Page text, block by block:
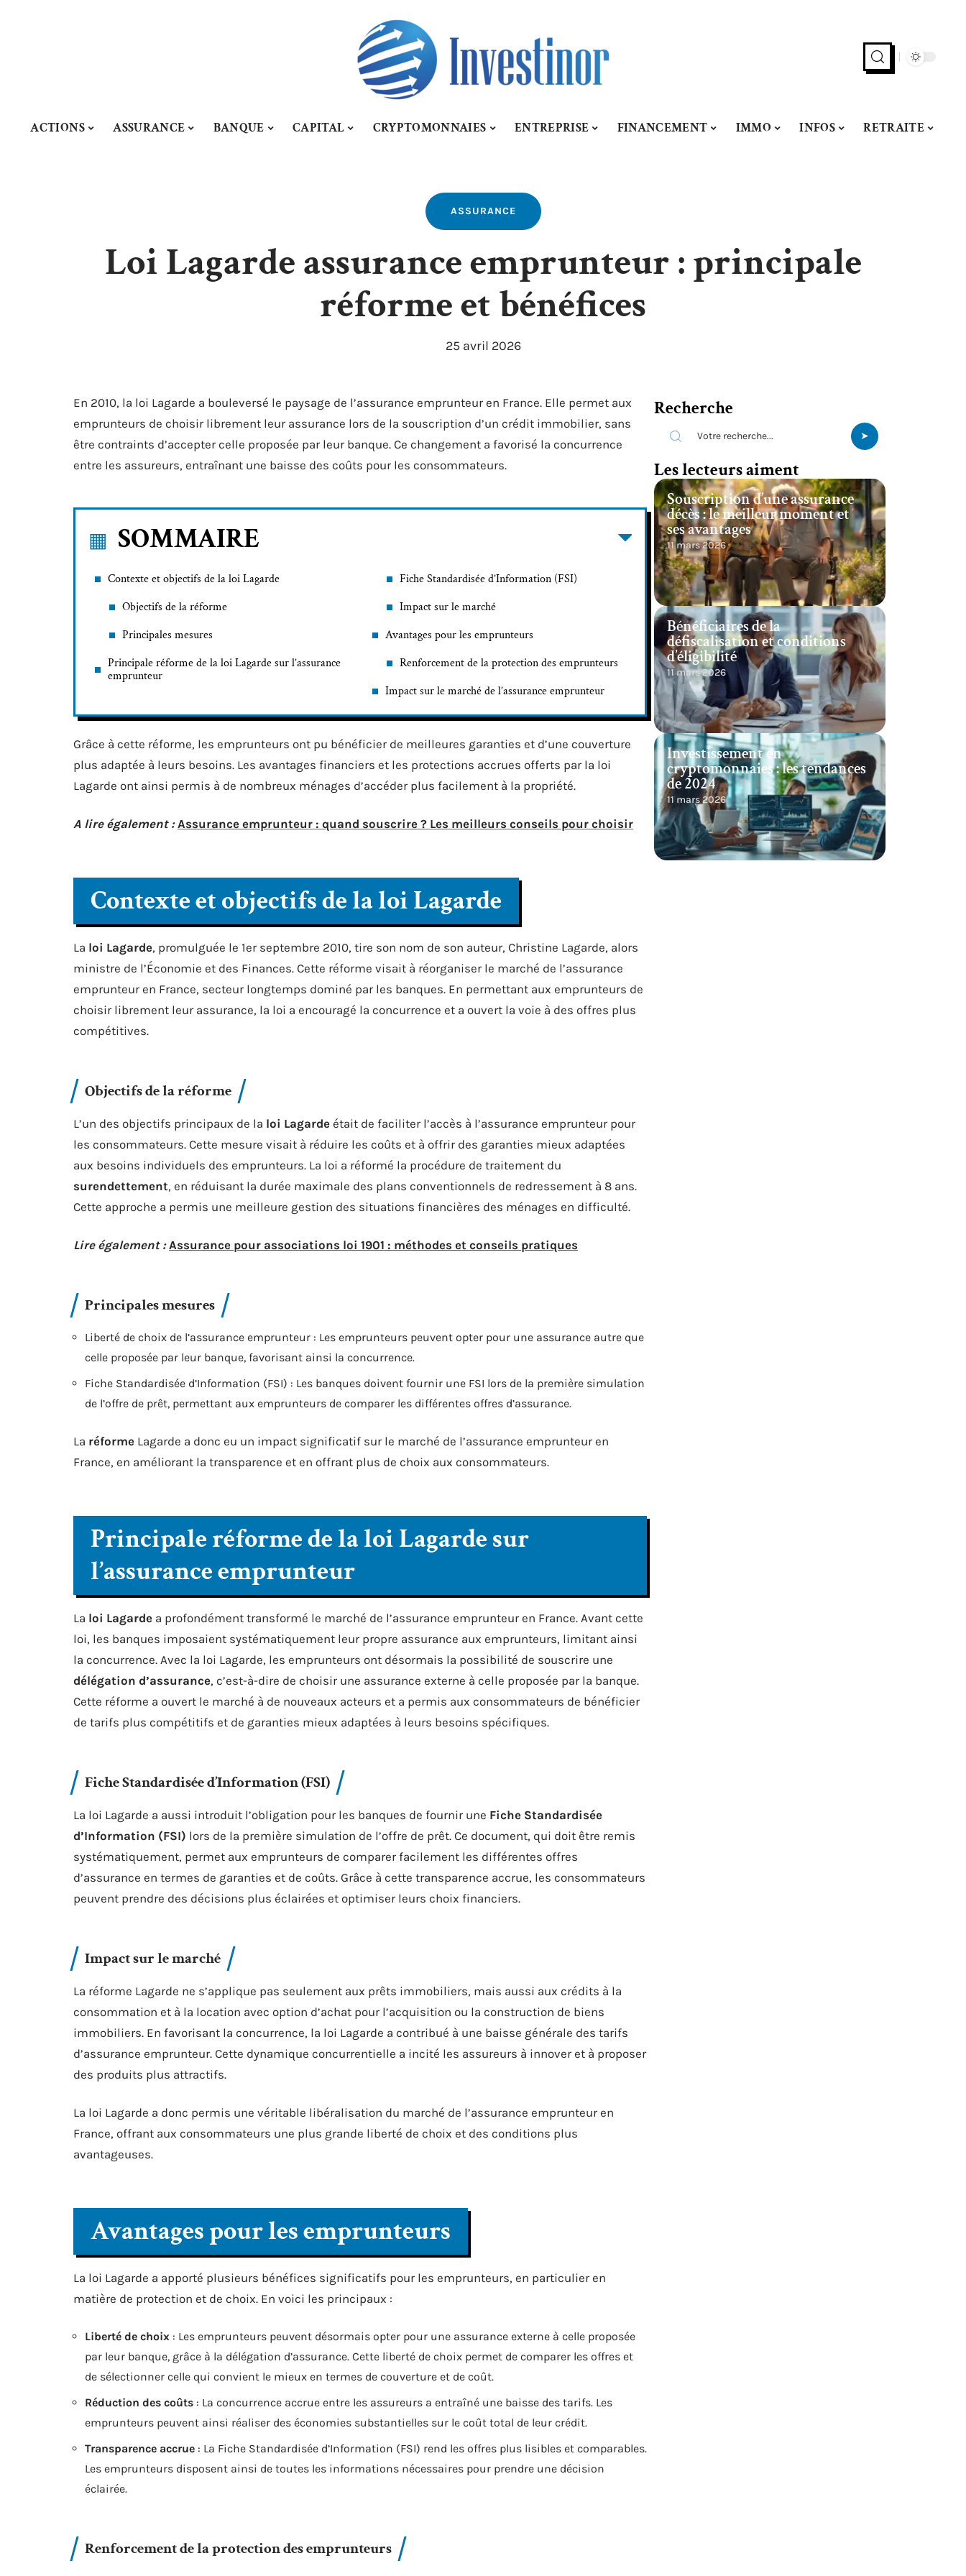
ACTIONS ASSURANCE BANQUE CAPITAL CRYPTOMONNAIES ENTREPRISE FINANCEMENT IMMO INFOS RETRAITE
ASSURANCE
Loi Lagarde assurance emprunteur : principale
réforme et bénéfices
25 avril 2026
En 2010, la loi Lagarde a bouleversé le paysage de l’assurance emprunteur en France. Elle permet aux
emprunteurs de choisir librement leur assurance lors de la souscription d’un crédit immobilier, sans
être contraints d’accepter celle proposée par leur banque. Ce changement a favorisé la concurrence
entre les assureurs, entraînant une baisse des coûts pour les consommateurs.
SOMMAIRE
Contexte et objectifs de la loi Lagarde
Objectifs de la réforme
Principales mesures
Principale réforme de la loi Lagarde sur l’assurance
emprunteur
Fiche Standardisée d’Information (FSI)
Impact sur le marché
Avantages pour les emprunteurs
Renforcement de la protection des emprunteurs
Impact sur le marché de l’assurance emprunteur
Grâce à cette réforme, les emprunteurs ont pu bénéficier de meilleures garanties et d’une couverture
plus adaptée à leurs besoins. Les avantages financiers et les protections accrues offerts par la loi
Lagarde ont ainsi permis à de nombreux ménages d’accéder plus facilement à la propriété.
A lire également : Assurance emprunteur : quand souscrire ? Les meilleurs conseils pour choisir
Contexte et objectifs de la loi Lagarde
La loi Lagarde, promulguée le 1er septembre 2010, tire son nom de son auteur, Christine Lagarde, alors
ministre de l’Économie et des Finances. Cette réforme visait à réorganiser le marché de l’assurance
emprunteur en France, secteur longtemps dominé par les banques. En permettant aux emprunteurs de
choisir librement leur assurance, la loi a encouragé la concurrence et a ouvert la voie à des offres plus
compétitives.
Objectifs de la réforme
L’un des objectifs principaux de la loi Lagarde était de faciliter l’accès à l’assurance emprunteur pour
les consommateurs. Cette mesure visait à réduire les coûts et à offrir des garanties mieux adaptées
aux besoins individuels des emprunteurs. La loi a réformé la procédure de traitement du
surendettement, en réduisant la durée maximale des plans conventionnels de redressement à 8 ans.
Cette approche a permis une meilleure gestion des situations financières des ménages en difficulté.
Lire également : Assurance pour associations loi 1901 : méthodes et conseils pratiques
Principales mesures
Liberté de choix de l’assurance emprunteur : Les emprunteurs peuvent opter pour une assurance autre que
celle proposée par leur banque, favorisant ainsi la concurrence.
Fiche Standardisée d’Information (FSI) : Les banques doivent fournir une FSI lors de la première simulation
de l’offre de prêt, permettant aux emprunteurs de comparer les différentes offres d’assurance.
La réforme Lagarde a donc eu un impact significatif sur le marché de l’assurance emprunteur en
France, en améliorant la transparence et en offrant plus de choix aux consommateurs.
Principale réforme de la loi Lagarde sur
l’assurance emprunteur
La loi Lagarde a profondément transformé le marché de l’assurance emprunteur en France. Avant cette
loi, les banques imposaient systématiquement leur propre assurance aux emprunteurs, limitant ainsi
la concurrence. Avec la loi Lagarde, les emprunteurs ont désormais la possibilité de souscrire une
délégation d’assurance, c’est-à-dire de choisir une assurance externe à celle proposée par la banque.
Cette réforme a ouvert le marché à de nouveaux acteurs et a permis aux consommateurs de bénéficier
de tarifs plus compétitifs et de garanties mieux adaptées à leurs besoins spécifiques.
Fiche Standardisée d’Information (FSI)
La loi Lagarde a aussi introduit l’obligation pour les banques de fournir une Fiche Standardisée
d’Information (FSI) lors de la première simulation de l’offre de prêt. Ce document, qui doit être remis
systématiquement, permet aux emprunteurs de comparer facilement les différentes offres
d’assurance en termes de garanties et de coûts. Grâce à cette transparence accrue, les consommateurs
peuvent prendre des décisions plus éclairées et optimiser leurs choix financiers.
Impact sur le marché
La réforme Lagarde ne s’applique pas seulement aux prêts immobiliers, mais aussi aux crédits à la
consommation et à la location avec option d’achat pour l’acquisition ou la construction de biens
immobiliers. En favorisant la concurrence, la loi Lagarde a contribué à une baisse générale des tarifs
d’assurance emprunteur. Cette dynamique concurrentielle a incité les assureurs à innover et à proposer
des produits plus attractifs.
La loi Lagarde a donc permis une véritable libéralisation du marché de l’assurance emprunteur en
France, offrant aux consommateurs une plus grande liberté de choix et des conditions plus
avantageuses.
Avantages pour les emprunteurs
La loi Lagarde a apporté plusieurs bénéfices significatifs pour les emprunteurs, en particulier en
matière de protection et de choix. En voici les principaux :
Liberté de choix : Les emprunteurs peuvent désormais opter pour une assurance externe à celle proposée
par leur banque, grâce à la délégation d’assurance. Cette liberté de choix permet de comparer les offres et
de sélectionner celle qui convient le mieux en termes de couverture et de coût.
Réduction des coûts : La concurrence accrue entre les assureurs a entraîné une baisse des tarifs. Les
emprunteurs peuvent ainsi réaliser des économies substantielles sur le coût total de leur crédit.
Transparence accrue : La Fiche Standardisée d’Information (FSI) rend les offres plus lisibles et comparables.
Les emprunteurs disposent ainsi de toutes les informations nécessaires pour prendre une décision
éclairée.
Renforcement de la protection des emprunteurs
Recherche
Les lecteurs aiment
Souscription d’une assurance
décès : le meilleur moment et
ses avantages
11 mars 2026
Bénéficiaires de la
défiscalisation et conditions
d’éligibilité
11 mars 2026
Investissement en
cryptomonnaies : les tendances
de 2024
11 mars 2026